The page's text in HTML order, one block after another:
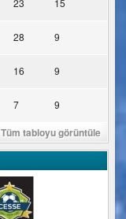
23 15
28 9
16 9
7 9
Tüm tabloyu görüntüle